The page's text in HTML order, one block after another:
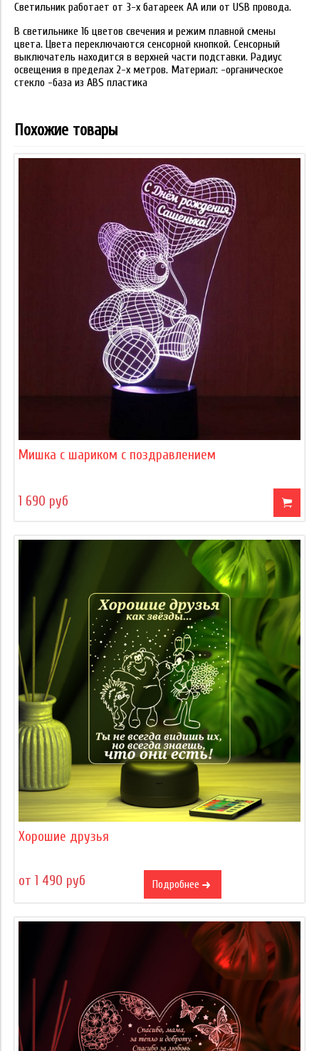
Светильник работает от 3-х батареек АА или от USB провода.
В светильнике 16 цветов свечения и режим плавной смены
цвета. Цвета переключаются сенсорной кнопкой. Сенсорный
выключатель находится в верхней части подставки. Радиус
освещения в пределах 2-х метров. Материал: -органическое
стекло -база из ABS пластика
Похожие товары
Мишка с шариком с поздравлением
1 690 руб
Хорошие друзья
от 1 490 руб Подробнее